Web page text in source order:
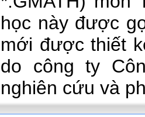
học này được
mới được thiết
do công ty
nghiên cứu và